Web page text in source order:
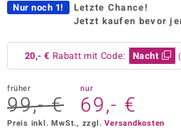
Paraíso
Nur noch 1!
Letzte Chance!
Jetzt kaufen bevor
20,- € Rabatt mit Code: Nacht
früher
99,- €
nur
69,- €
Preis inkl. MwSt., zzgl.Versandkosten